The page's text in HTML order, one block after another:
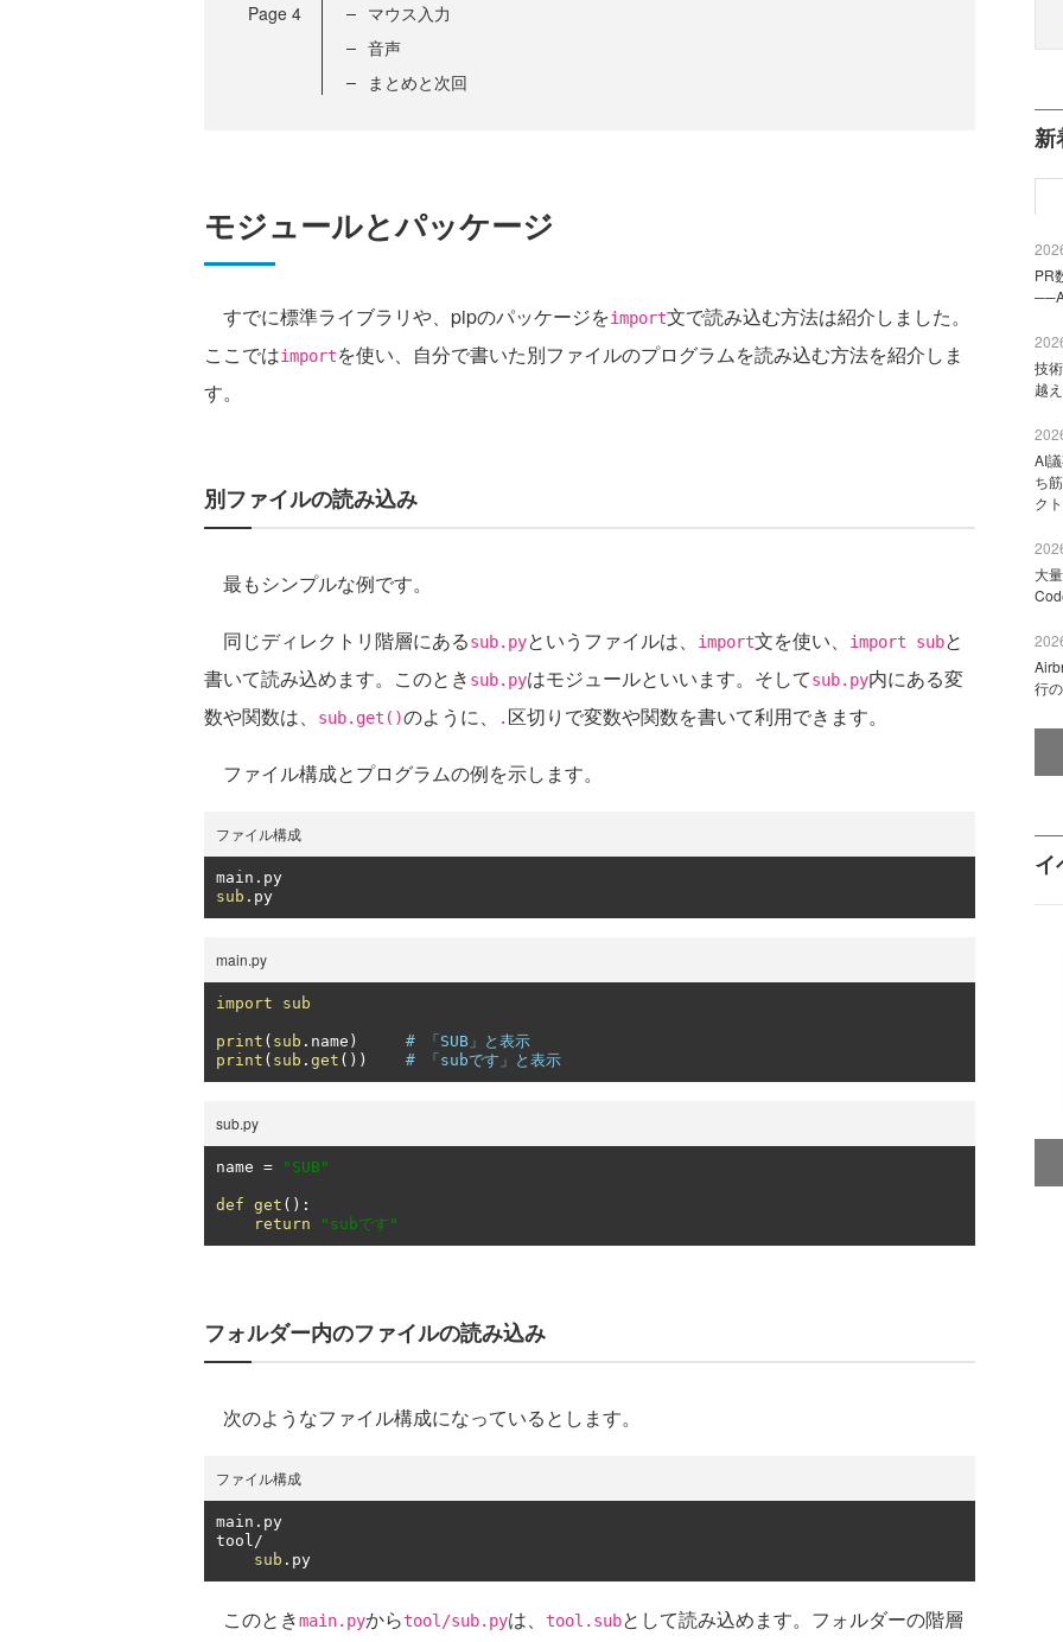
Page 4
マウス入力
音声
まとめと次回
モジュールとパッケージ
すでに標準ライブラリや、pipのパッケージをimport文で読み込む方法は紹介しました。
ここではimportを使い、自分で書いた別ファイルのプログラムを読み込む方法を紹介しま
す。
別ファイルの読み込み
最もシンプルな例です。
同じディレクトリ階層にあるsub.pyというファイルは、 import文を使い、 import subと
書いて読み込めます。このとき sub.pyはモジュールといいます。そしてsub.py内にある変
数や関数は、
sub.get()のように、 . 区切りで変数や関数を書いて利用できます。
ファイル構成とプログラムの例を示します。
ファイル構成
main .
sub . py
main.py
import sub
print ( sub . name )
# 「SUB」と表示
print ( sub . get ()) # 「subです」と表示
sub.py
name = "SUB"
def get ():
return
"subです"
フォルダー内のファイルの読み込み
次のようなファイル構成になっているとします。
ファイル構成
main . py
tool/
sub . py
このときmain.pyからtool/sub.pyは、 tool.subとして読み込めます。フォルダーの階層
新
PR
技
越
AI
ち
ク
大
行
イ